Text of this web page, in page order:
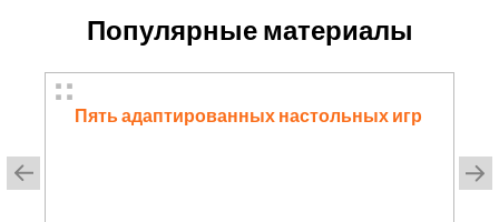
Популярные материалы
Пять адаптированных настольных игр